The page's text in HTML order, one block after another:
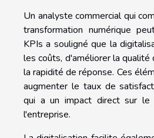
Un analyste commercial qui
transformation numérique
KPIs a souligné que la
les coûts, d'améliorer la qualité
la rapidité de réponse. Ces
augmenter le taux de
qui a un impact direct sur le
l'entreprise.